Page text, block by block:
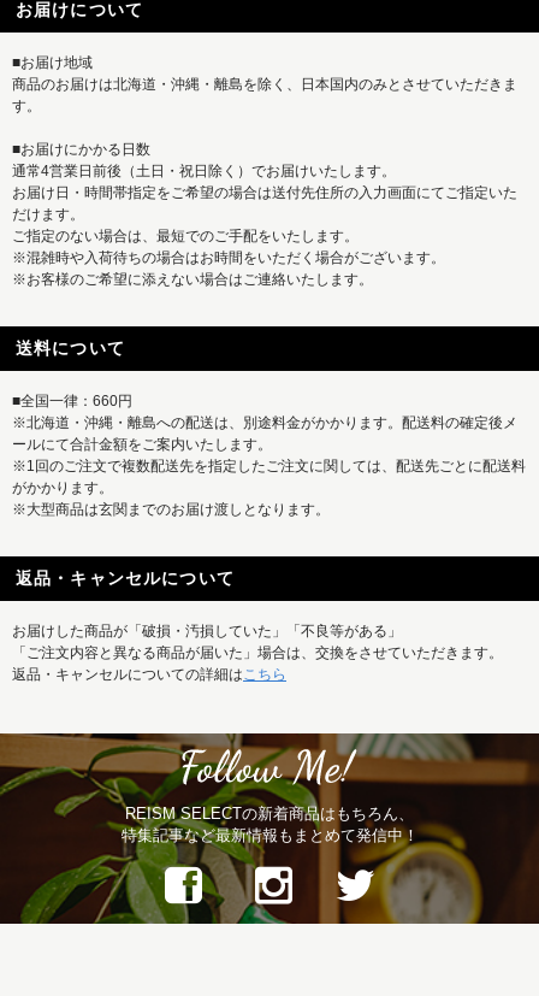
お届けについて
■お届け地域
商品のお届けは北海道・沖縄・離島を除く、日本国内のみとさせていただきま
す。
■お届けにかかる日数
通常4営業日前後（土日・祝日除く）でお届けいたします。
お届け日・時間帯指定をご希望の場合は送付先住所の入力画面にてご指定いた
だけます。
ご指定のない場合は、最短でのご手配をいたします。
※混雑時や入荷待ちの場合はお時間をいただく場合がございます。
※お客様のご希望に添えない場合はご連絡いたします。
送料について
■全国一律：660円
※北海道・沖縄・離島への配送は、別途料金がかかります。配送料の確定後メ
ールにて合計金額をご案内いたします。
※1回のご注文で複数配送先を指定したご注文に関しては、配送先ごとに配送料
がかかります。
※大型商品は玄関までのお届け渡しとなります。
返品・キャンセルについて
お届けした商品が「破損・汚損していた」「不良等がある」
「ご注文内容と異なる商品が届いた」場合は、交換をさせていただきます。
返品・キャンセルについての詳細はこちら
REISM SELECTの新着商品はもちろん、
特集記事など最新情報もまとめて発信中！